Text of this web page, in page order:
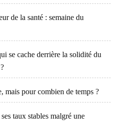
de la santé : semaine du
se cache derrière la solidité du
mais pour combien de temps ?
taux stables malgré une